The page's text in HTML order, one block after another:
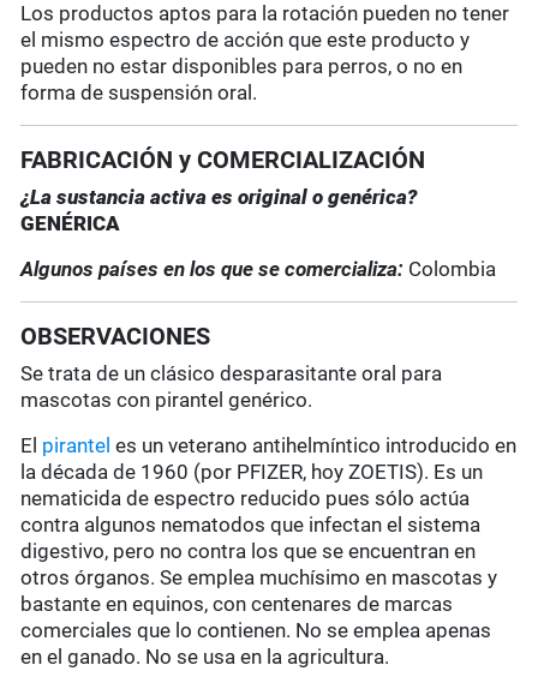
Los productos aptos para la rotación pueden no tener
el mismo espectro de acción que este producto y
pueden no estar disponibles para perros, o no en
forma de suspensión oral.
FABRICACIÓN y COMERCIALIZACIÓN
¿La sustancia activa es original o genérica?
GENÉRICA
Algunos países en los que se comercializa: Colombia
OBSERVACIONES
Se trata de un clásico desparasitante oral para
mascotas con pirantel genérico.
El pirantel es un veterano antihelmíntico introducido en
la década de 1960 (por PFIZER, hoy ZOETIS). Es un
nematicida de espectro reducido pues sólo actúa
contra algunos nematodos que infectan el sistema
digestivo, pero no contra los que se encuentran en
otros órganos. Se emplea muchísimo en mascotas y
bastante en equinos, con centenares de marcas
comerciales que lo contienen. No se emplea apenas
en el ganado. No se usa en la agricultura.